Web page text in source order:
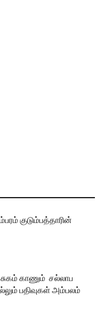
குடும்பத்தாரின்
காணும் சல்லாப
பதிவுகள் அம்பலம்